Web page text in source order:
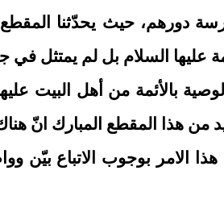
دورهم، حيث يحدّثنا
السلام بل لم يمتثل في
بالأئمة من أهل البيت
من هذا المقطع المبارك انّ
هذا الامر بوجوب الاتباع